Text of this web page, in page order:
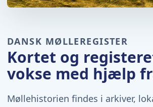
DANSK MØLLEREGISTER
Kortet og
vokse med hjælp
Møllehistorien findes i arkiver,